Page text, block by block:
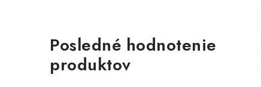
Posledné hodnotenie
produktov